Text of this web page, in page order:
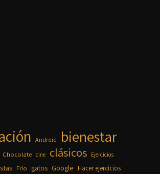
Android bienestar
Chocolate cine clásicos Ejercicios
Frío gatos Google Hacer ejercicios